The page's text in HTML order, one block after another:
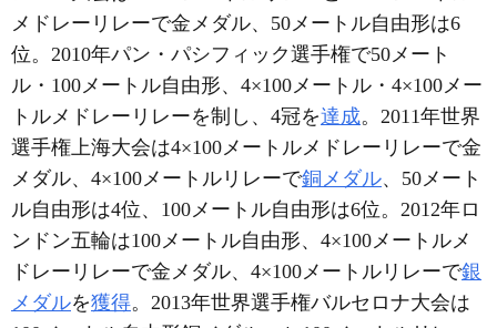
メドレーリレーで金メダル、50メートル自由形は6
位。2010年パン・パシフィック選手権で50メート
ル・100メートル自由形、4×100メートル・4×100メー
トルメドレーリレーを制し、4冠を達成。2011年世界
選手権上海大会は4×100メートルメドレーリレーで金
メダル、4×100メートルリレーで銅メダル、50メート
ル自由形は4位、100メートル自由形は6位。2012年ロ
ンドン五輪は100メートル自由形、4×100メートルメ
ドレーリレーで金メダル、4×100メートルリレーで銀
メダルを獲得。2013年世界選手権バルセロナ大会は